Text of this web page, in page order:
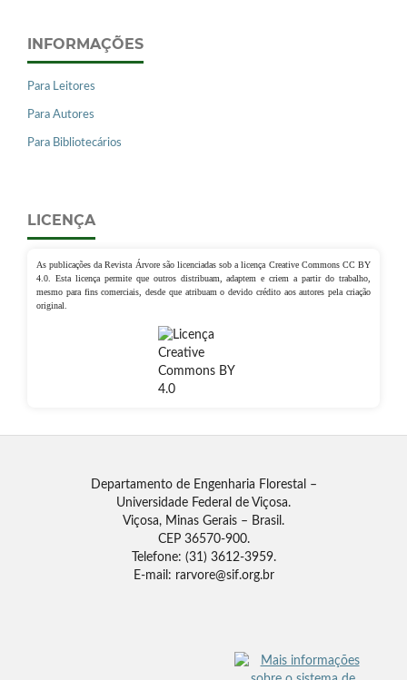
INFORMAÇÕES
Para Leitores
Para Autores
Para Bibliotecários
LICENÇA
As publicações da Revista Árvore são licenciadas sob a licença Creative Commons CC BY
4.0. Esta licença permite que outros distribuam, adaptem e criem a partir do trabalho,
mesmo para fins comerciais, desde que atribuam o devido crédito aos autores pela criação
original.
Departamento de Engenharia Florestal –
Universidade Federal de Viçosa.
Viçosa, Minas Gerais – Brasil.
CEP 36570-900.
Telefone: (31) 3612-3959.
E-mail: rarvore@sif.org.br